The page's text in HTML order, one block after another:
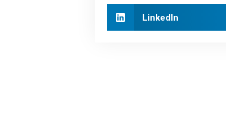
LinkedIn